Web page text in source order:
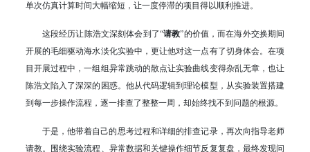
单次仿真计算时间大幅缩短，让一度停滞的项目得以顺利推进。
这段经历让陈浩文深刻体会到了“请教”的价值，而在海外交换期间
开展的毛细驱动海水淡化实验中，更让他对这一点有了切身体会。在项
目开展过程中，一组组异常跳动的散点让实验曲线变得杂乱无章，也让
陈浩文陷入了深深的困惑。他从代码逻辑到理论模型，从实验装置搭建
到每一步操作流程，逐一排查了整整一周，却始终找不到问题的根源。
于是，他带着自己的思考过程和详细的排查记录，再次向指导老师
请教。围绕实验流程、异常数据和关键操作细节反复复盘，最终发现问